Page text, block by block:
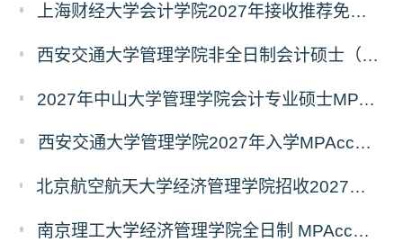
上海财经大学会计学院2027年接收推荐免试研究生（含直博生）预报名的通知
西安交通大学管理学院非全日制会计硕士（MPAcc）2027年报考指南
2027年中山大学管理学院会计专业硕士MPAcc(资本市场方向）招生开启！
西安交通大学管理学院2027年入学MPAcc项目“卓越计划”申请指南
北京航空航天大学经济管理学院招收2027年非全日制会计专业硕士（MPAcc）校园开放日活动
南京理工大学经济管理学院全日制 MPAcc停招及会计学初试科目调整通知